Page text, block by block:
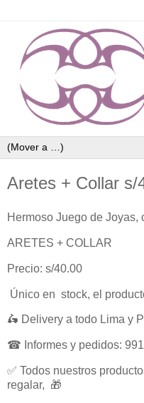
Aretes + Collar s/
Hermoso Juego de Joyas,
ARETES + COLLAR
Precio: s/40.00
Único en stock, el
🛵 Delivery a todo Lima y
☎ Informes y pedidos:
✅ Todos nuestros
regalar, 🎁